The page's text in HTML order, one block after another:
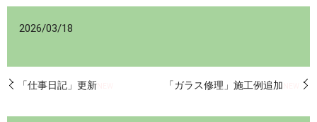
2026/03/18
「仕事日記」更新 「ガラス修理」施工例追加